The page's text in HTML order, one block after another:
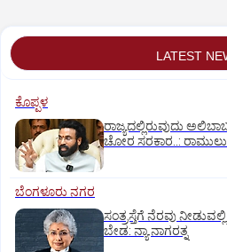
LATEST
ಕೊಪ್ಪಳ
ರಾಜ್ಯದಲ್ಲಿರುವುದು
ಚೋರ ಸರಕಾರ..:
ಬೆಂಗಳೂರು ನಗರ
ಸಂತ್ರಸ್ತೆಗೆ ನೆರವು
ಬೇಡ: ನ್ಯಾ.ನಾಗರತ್ನ